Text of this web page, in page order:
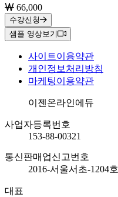
66,000
수강신청
샘플 영상보기
사이트이용약관
개인정보처리방침
마케팅이용약관
회사명이젠온라인에듀
사업자등록번호
153-88-00321
통신판매업신고번호
2016-서울서초-1204호
대표